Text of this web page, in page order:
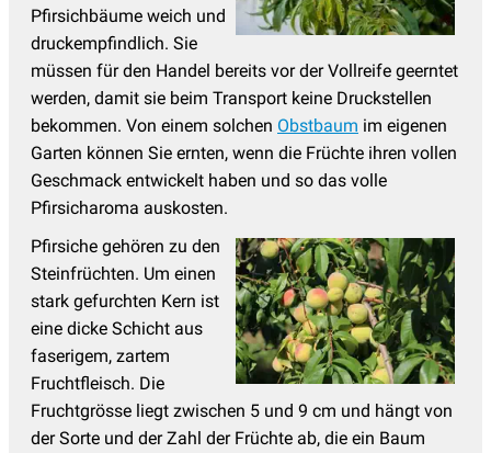
Pfirsichbäume weich und
druckempfindlich. Sie
müssen für den Handel bereits vor der Vollreife geerntet
werden, damit sie beim Transport keine Druckstellen
bekommen. Von einem solchen Obstbaum im eigenen
Garten können Sie ernten, wenn die Früchte ihren vollen
Geschmack entwickelt haben und so das volle
Pfirsicharoma auskosten.
Pfirsiche gehören zu den
Steinfrüchten. Um einen
stark gefurchten Kern ist
eine dicke Schicht aus
faserigem, zartem
Fruchtfleisch. Die
Fruchtgrösse liegt zwischen 5 und 9 cm und hängt von
der Sorte und der Zahl der Früchte ab, die ein Baum